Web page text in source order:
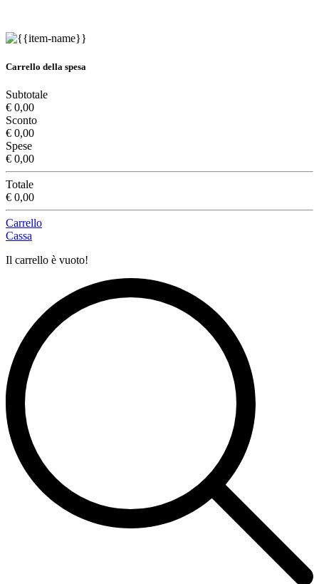
Carrello della spesa
Subtotale
€ 0,00
Sconto
€ 0,00
Spese
€ 0,00
Totale
€ 0,00
Carrello
Cassa
Il carrello è vuoto!